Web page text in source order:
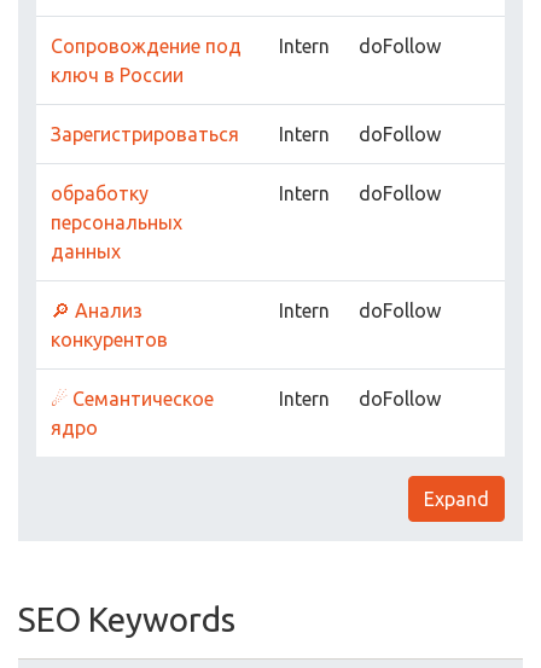
Сопровождение под
ключ в России
Intern doFollow
Зарегистрироваться Intern doFollow
обработку
персональных
данных
Intern doFollow
🔎 Анализ
конкурентов
Intern doFollow
☄ Семантическое
ядро
Intern doFollow
Expand
SEO Keywords